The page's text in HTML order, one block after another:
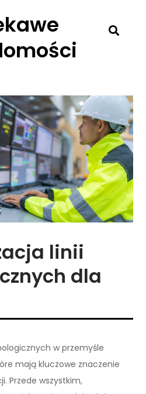
linii
dla
w przemyśle
mają kluczowe znaczenie
Przede wszystkim,